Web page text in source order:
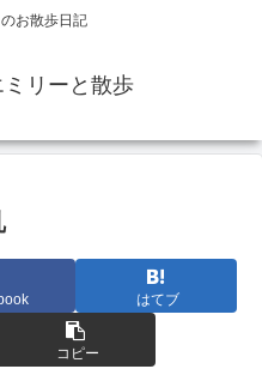
お散歩日記
ミリーと散歩
はてブ
コピー